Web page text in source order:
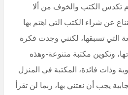
تكدس الكتب والخوف من ألا
عن شراء الكتب التي اهتم بها
التي تسبقها، لكنني وجدت فكرة
وتكوين مكتبة متنوعة-وهذه
وذات فائدة، المكتبة في المنزل
يجب أن نعتني بها، ربما لن تقرأ